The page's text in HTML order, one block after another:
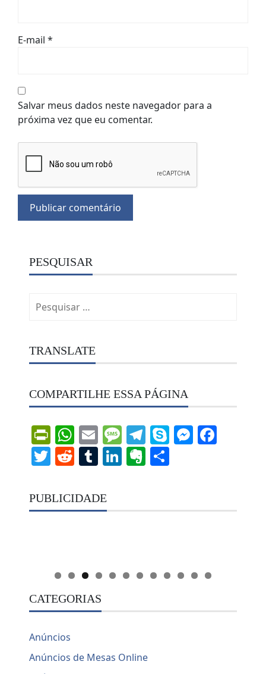
E-mail *
Salvar meus dados neste navegador para a
próxima vez que eu comentar.
PESQUISAR
por:
TRANSLATE
COMPARTILHE ESSA PÁGINA
PrintFriendly
WhatsApp
EmailMessage
Telegram
Skype
Twitter
Reddit
Tumblr
LinkedIn
Evernote
PUBLICIDADE
CATEGORIAS
Anúncios
Anúncios de Mesas Online